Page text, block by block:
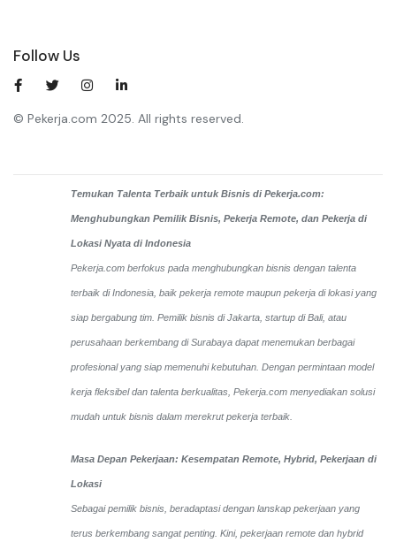
Follow Us
© Pekerja.com 2025. All rights reserved.
Temukan Talenta Terbaik untuk Bisnis di Pekerja.com:
Menghubungkan Pemilik Bisnis, Pekerja Remote, dan Pekerja di
Lokasi Nyata di Indonesia
Pekerja.com berfokus pada menghubungkan bisnis dengan talenta
terbaik di Indonesia, baik pekerja remote maupun pekerja di lokasi yang
siap bergabung tim. Pemilik bisnis di Jakarta, startup di Bali, atau
perusahaan berkembang di Surabaya dapat menemukan berbagai
profesional yang siap memenuhi kebutuhan. Dengan permintaan model
kerja fleksibel dan talenta berkualitas, Pekerja.com menyediakan solusi
mudah untuk bisnis dalam merekrut pekerja terbaik.
Masa Depan Pekerjaan: Kesempatan Remote, Hybrid, Pekerjaan di
Lokasi
Sebagai pemilik bisnis, beradaptasi dengan lanskap pekerjaan yang
terus berkembang sangat penting. Kini, pekerjaan remote dan hybrid